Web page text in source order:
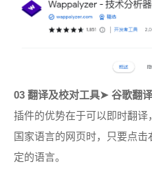
03 翻译及校对工具➤ 谷歌翻
插件的优势在于可以即时翻
国家语言的网页时，只要点
定的语言。